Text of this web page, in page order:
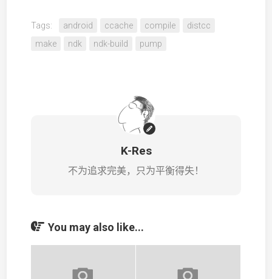
Tags: android ccache compile
distcc
make
ndk ndk-build pump
K-Res
不为追求完美，只为平衡得失！
You may also like...